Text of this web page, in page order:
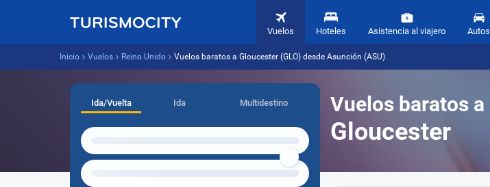
Vuelos Hoteles Asistencia al viajero Autos
Inicio Vuelos Reino Unido Vuelos baratos a Gloucester (GLO) desde Asunción (ASU)
Vuelos baratos a
Gloucester
Ida/Vuelta Ida Multidestino